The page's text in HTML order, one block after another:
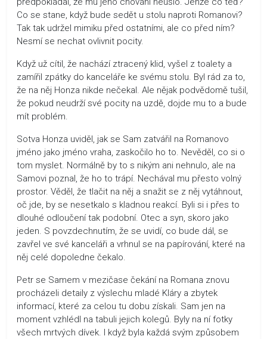
Co se stane, když bude sedět u stolu naproti Romanovi?
Tak tak udržel mimiku před ostatními, ale co před ním?
Nesmí se nechat ovlivnit pocity.
Když už cítil, že nachází ztracený klid, vyšel z toalety a
zamířil zpátky do kanceláře ke svému stolu. Byl rád za to,
že na něj Honza nikde nečekal. Ale nějak podvědomě tušil,
že pokud neudrží své pocity na uzdě, dojde mu to a bude
mít problém.
Sotva Honza uviděl, jak se Sam zatvářil na Romanovo
jméno jako jméno vraha, zaskočilo ho to. Nevěděl, co si o
tom myslet. Normálně by to s nikým ani nehnulo, ale na
Samovi poznal, že ho to trápí. Nechával mu přesto volný
prostor. Věděl, že tlačit na něj a snažit se z něj vytáhnout,
oč jde, by se nesetkalo s kladnou reakcí. Byli si i přes to
dlouhé odloučení tak podobní. Otec a syn, skoro jako
jeden. S povzdechnutím, že se uvidí, co bude dál, se
zavřel ve své kanceláři a vrhnul se na papírování, které na
něj celé dopoledne čekalo.
Petr se Samem v mezičase čekání na Romana znovu
procházeli detaily z výslechu mladé Kláry a zbytek
informací, které za celou tu dobu získali. Sam jen na
moment vzhlédl na tabuli jejich kolegů. Byly na ní fotky
všech mrtvých dívek. I když byla každá svým způsobem